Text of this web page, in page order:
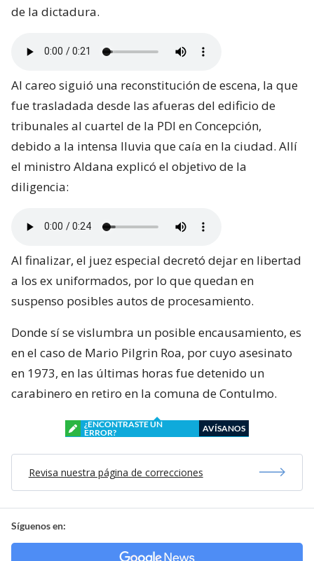
de la dictadura.
Al careo siguió una reconstitución de escena, la que
fue trasladada desde las afueras del edificio de
tribunales al cuartel de la PDI en Concepción,
debido a la intensa lluvia que caía en la ciudad. Allí
el ministro Aldana explicó el objetivo de la
diligencia:
Al finalizar, el juez especial decretó dejar en libertad
a los ex uniformados, por lo que quedan en
suspenso posibles autos de procesamiento.
Donde sí se vislumbra un posible encausamiento, es
en el caso de Mario Pilgrin Roa, por cuyo asesinato
en 1973, en las últimas horas fue detenido un
carabinero en retiro en la comuna de Contulmo.
¿ENCONTRASTE UN
ERROR?
AVÍSANOS
Revisa nuestra página de correcciones
Síguenos en: